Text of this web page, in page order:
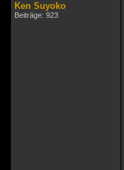
Ken Suyoko
Beiträge: 923